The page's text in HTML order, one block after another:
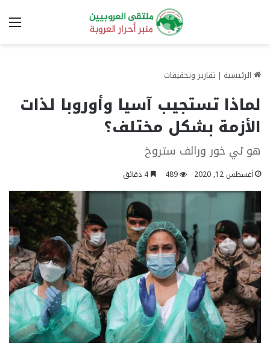
الرئيسية | تقارير وتحقيقات
لماذا تستجيب آسيا وأوروبا لذات
الأزمة بشكل مختلف؟
هو ئي خور ورالف ستروخ
أغسطس 12, 2020 489